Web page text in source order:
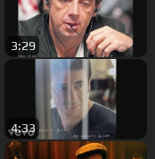
3:29
4:33